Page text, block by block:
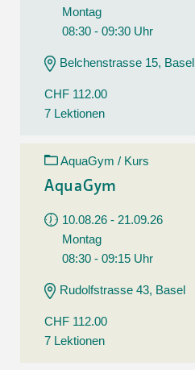
Montag
08:30 - 09:30 Uhr
Belchenstrasse 15, Basel
CHF 112.00
7 Lektionen
AquaGym / Kurs
AquaGym
10.08.26 - 21.09.26
Montag
08:30 - 09:15 Uhr
Rudolfstrasse 43, Basel
CHF 112.00
7 Lektionen